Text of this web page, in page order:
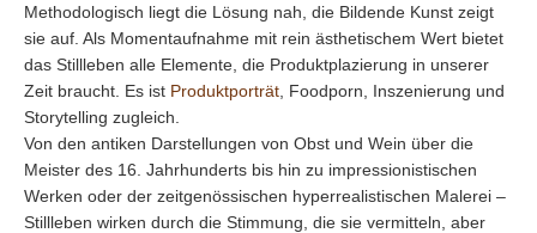
Methodologisch liegt die Lösung nah, die Bildende Kunst zeigt
sie auf. Als Momentaufnahme mit rein ästhetischem Wert bietet
das Stillleben alle Elemente, die Produktplazierung in unserer
Zeit braucht. Es ist Produktporträt , Foodporn, Inszenierung und
Storytelling zugleich.
Von den antiken Darstellungen von Obst und Wein über die
Meister des 16. Jahrhunderts bis hin zu impressionistischen
Werken oder der zeitgenössischen hyperrealistischen Malerei –
Stillleben wirken durch die Stimmung, die sie vermitteln, aber